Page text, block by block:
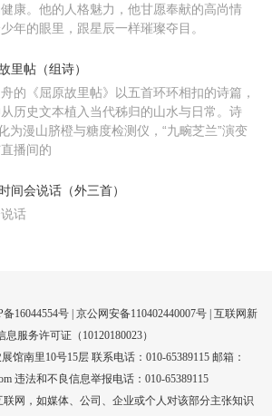
康。他的人格魅力，他甘愿奉献的高尚情
年的眼里，跟星辰一样璀璨夺目。
里帖（组诗）
的《屈原故里帖》以五首环环相扣的诗篇，
历史文本植入当代秭归的山水与日常。诗
为漫山脐橙与糖度检测仪，“九畹芝兰”演变
播间的
间会说话（外三首）
话
备16044554号| 京公网安备110402440007号 | 互联网新
息服务许可证（10120180023）
馆南里10号15层 联系电话：010-65389115 邮箱：
违法和不良信息举报电话：010-65389115
网，如媒体、公司、企业或个人对该部分主张知识